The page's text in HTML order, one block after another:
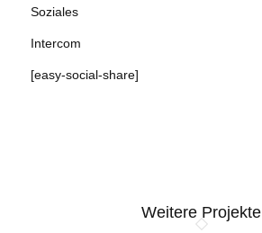
Soziales
Intercom
[easy-social-share]
Weitere Projekte